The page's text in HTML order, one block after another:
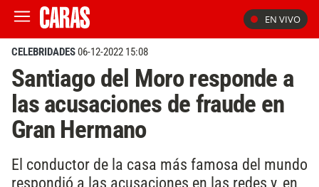
EN VIVO
CELEBRIDADES06-12-2022 15:08
Santiago del Moro responde a
las acusaciones de fraude en
Gran Hermano
El conductor de la casa más famosa del mundo
respondió a las acusaciones en las redes y, en